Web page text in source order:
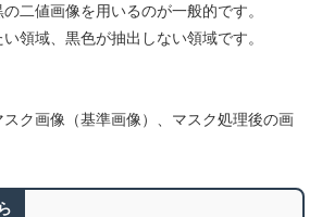
二値画像を用いるのが一般的です。
領域、黒色が抽出しない領域です。
ク画像（基準画像）、マスク処理後の画